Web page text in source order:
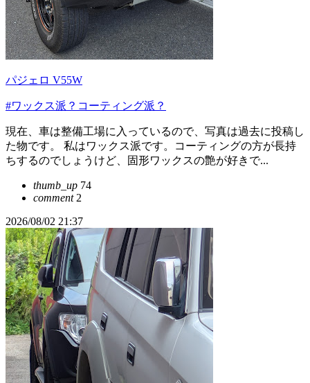
パジェロ V55W
#ワックス派？コーティング派？
現在、車は整備工場に入っているので、写真は過去に投稿し
た物です。 私はワックス派です。コーティングの方が長持
ちするのでしょうけど、固形ワックスの艶が好きで...
thumb_up 74
comment2
2026/08/02 21:37